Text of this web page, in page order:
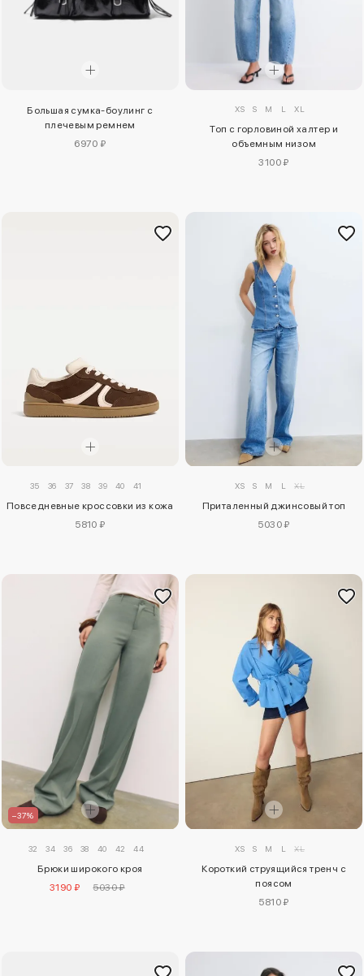
Большая сумка-боулинг с
плечевым ремнем
6970 ₽
XS S M L XL
Топ с горловиной халтер и
объемным низом
3100 ₽
35 36 37 38 39 40 41
Повседневные кроссовки из кожа
5810 ₽
XS S M L XL
Приталенный джинсовый топ
5030 ₽
–37%
32 34 36 38 40 42 44
Брюки широкого кроя
3190 ₽
5030 ₽
XS S M L XL
Короткий струящийся тренч с
поясом
5810 ₽